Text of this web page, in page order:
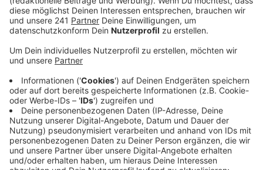
ergaunert.
Veröffentlicht:Dienstag, 03.02.2026 16:21
Anzeige
Die Angeklagte aus Zülpich hat bei einer älteren Frau
als Haushaltshilfe gearbeitet. Sie sollte für die Frau
auch Geld abheben. Laut Urteil hat sie allerdings
innerhalb weniger Monate 42.000 Euro für sich selbst
abgehoben. Immer wieder waren es 1500 Euro.